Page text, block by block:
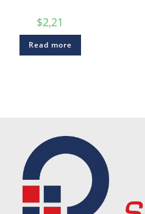
$2,21
Read more